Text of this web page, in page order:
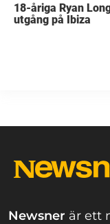
18-åriga Ryan
utgång på Ibiza
Newsner är ett